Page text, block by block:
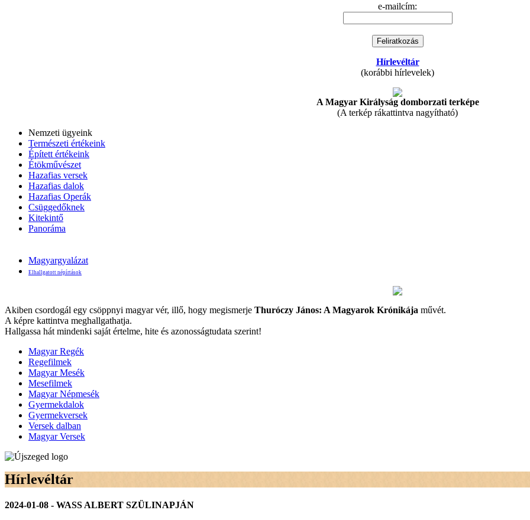
e-mailcím:
Hírlevéltár
(korábbi hírlevelek)
A Magyar Királyság domborzati terképe
(A terkép rákattintva nagyítható)
Nemzeti ügyeink
Természeti értékeink
Épített értékeink
Étökművészet
Hazafias versek
Hazafias dalok
Hazafias Operák
Csüggedőknek
Kitekintő
Panoráma
Magyargyalázat
Elhallgatott népírtások
Akiben csordogál egy csöppnyi magyar vér, illő, hogy megismerje Thuróczy János: A Magyarok Krónikája művét.
A képre kattintva meghallgathatja.
Hallgassa hát mindenki saját értelme, hite és azonosságtudata szerint!
Magyar Regék
Regefilmek
Magyar Mesék
Mesefilmek
Magyar Népmesék
Gyermekdalok
Gyermekversek
Versek dalban
Magyar Versek
Hírlevéltár
2024-01-08 - WASS ALBERT SZÜLINAPJÁN